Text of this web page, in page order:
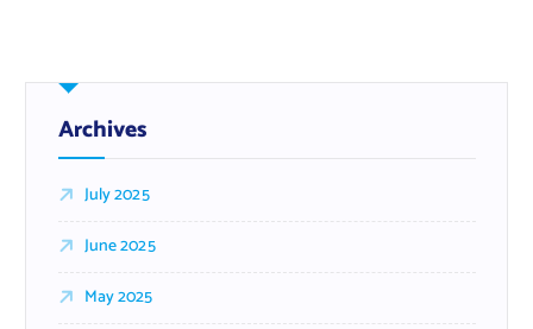
Archives
July 2025
June 2025
May 2025